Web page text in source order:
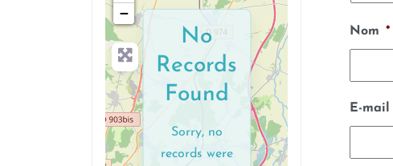
−
No
Records
Found
Sorry, no
records were
Nom *
E-mail